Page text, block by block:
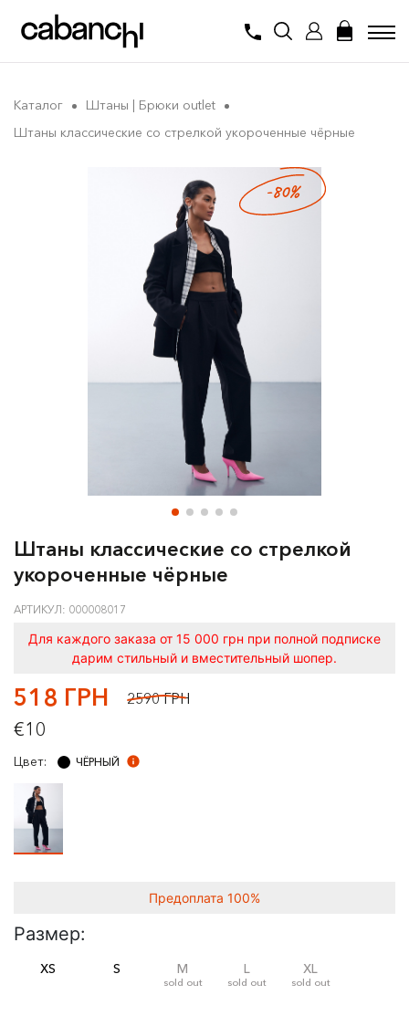
Каталог
Штаны | Брюки outlet
Штаны классические со стрелкой укороченные чёрные
-80%
Штаны классические со стрелкой
укороченные чёрные
АРТИКУЛ: 000008017
Для каждого заказа от 15 000 грн при полной подписке
дарим стильный и вместительный шопер.
518 ГРН 2590 ГРН
€10
Цвет: ЧЁРНЫЙ
Предоплата 100%
Размер:
XS S M
sold out
L
sold out
XL
sold out